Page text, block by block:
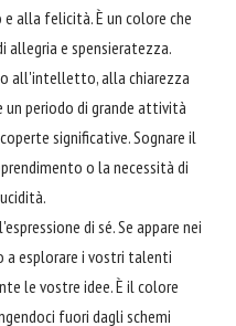
alla felicità. È un colore che
allegria e spensieratezza.
all'intelletto, alla chiarezza
un periodo di grande attività
significative. Sognare il
o la necessità di
di sé. Se appare nei
a esplorare i vostri talenti
le vostre idee. È il colore
fuori dagli schemi